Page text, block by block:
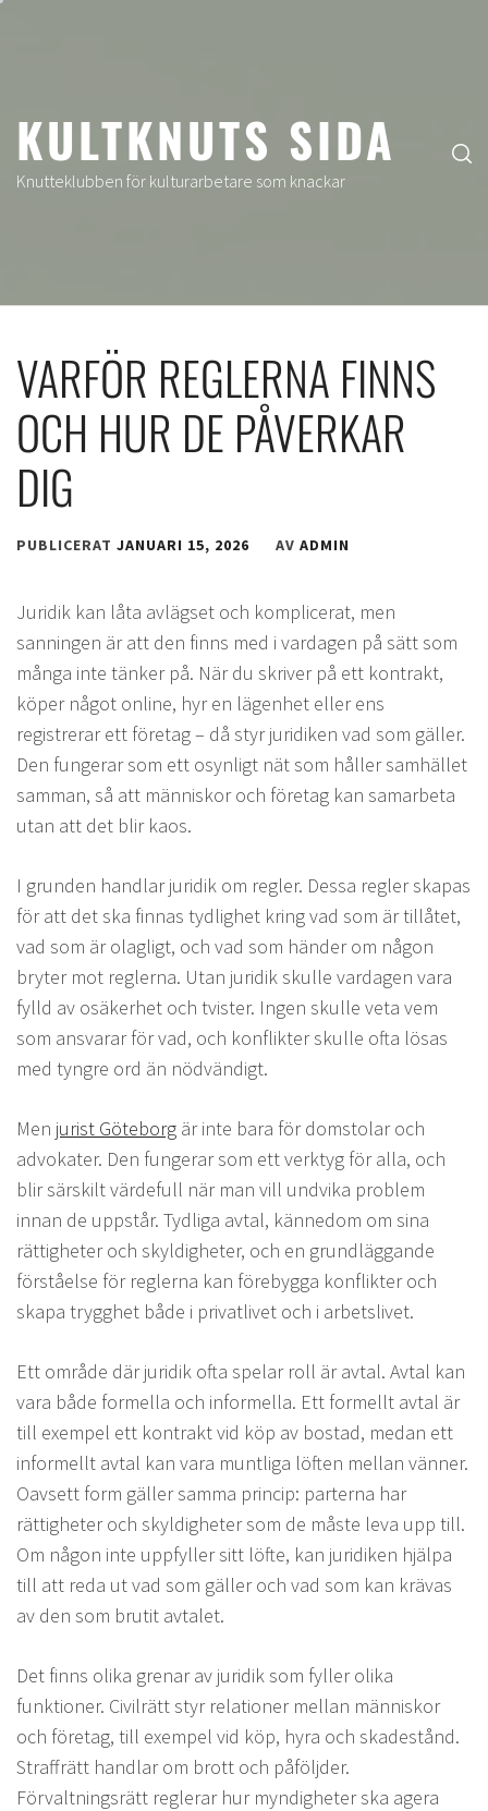
KULTKNUTS SIDA
Knutteklubben för kulturarbetare som knackar
VARFÖR REGLERNA FINNS
OCH HUR DE PÅVERKAR
DIG
PUBLICERAT JANUARI 15, 2026 AV ADMIN
Juridik kan låta avlägset och komplicerat, men
sanningen är att den finns med i vardagen på sätt som
många inte tänker på. När du skriver på ett kontrakt,
köper något online, hyr en lägenhet eller ens
registrerar ett företag – då styr juridiken vad som gäller.
Den fungerar som ett osynligt nät som håller samhället
samman, så att människor och företag kan samarbeta
utan att det blir kaos.
I grunden handlar juridik om regler. Dessa regler skapas
för att det ska finnas tydlighet kring vad som är tillåtet,
vad som är olagligt, och vad som händer om någon
bryter mot reglerna. Utan juridik skulle vardagen vara
fylld av osäkerhet och tvister. Ingen skulle veta vem
som ansvarar för vad, och konflikter skulle ofta lösas
med tyngre ord än nödvändigt.
Men jurist Göteborg är inte bara för domstolar och
advokater. Den fungerar som ett verktyg för alla, och
blir särskilt värdefull när man vill undvika problem
innan de uppstår. Tydliga avtal, kännedom om sina
rättigheter och skyldigheter, och en grundläggande
förståelse för reglerna kan förebygga konflikter och
skapa trygghet både i privatlivet och i arbetslivet.
Ett område där juridik ofta spelar roll är avtal. Avtal kan
vara både formella och informella. Ett formellt avtal är
till exempel ett kontrakt vid köp av bostad, medan ett
informellt avtal kan vara muntliga löften mellan vänner.
Oavsett form gäller samma princip: parterna har
rättigheter och skyldigheter som de måste leva upp till.
Om någon inte uppfyller sitt löfte, kan juridiken hjälpa
till att reda ut vad som gäller och vad som kan krävas
av den som brutit avtalet.
Det finns olika grenar av juridik som fyller olika
funktioner. Civilrätt styr relationer mellan människor
och företag, till exempel vid köp, hyra och skadestånd.
Straffrätt handlar om brott och påföljder.
Förvaltningsrätt reglerar hur myndigheter ska agera